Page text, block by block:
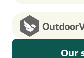
OutdoorVisit
Our